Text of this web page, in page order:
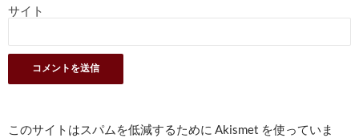
サイト
このサイトはスパムを低減するために Akismet を使っていま